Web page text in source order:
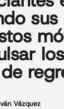
sus
los
Vázquez